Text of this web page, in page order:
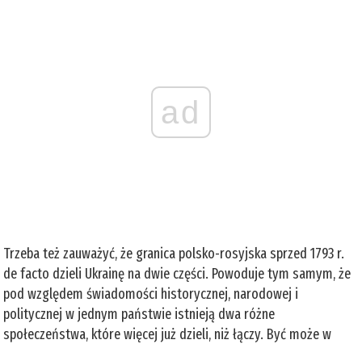
ad
Trzeba też zauważyć, że granica polsko-rosyjska sprzed 1793 r.
de facto dzieli Ukrainę na dwie części. Powoduje tym samym, że
pod względem świadomości historycznej, narodowej i
politycznej w jednym państwie istnieją dwa różne
społeczeństwa, które więcej już dzieli, niż łączy. Być może w